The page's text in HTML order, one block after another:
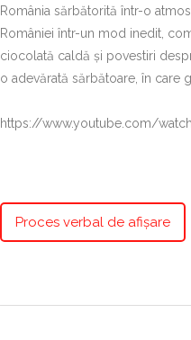
România sărbătorită într-o
României într-un mod inedit,
ciocolată caldă și povestiri
o adevărată sărbătoare, în care
https://www.youtube.com/
Proces verbal de afișare